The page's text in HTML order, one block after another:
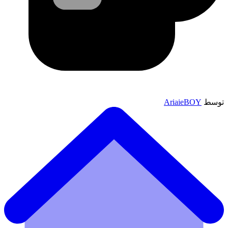
توسطAriaieBOY